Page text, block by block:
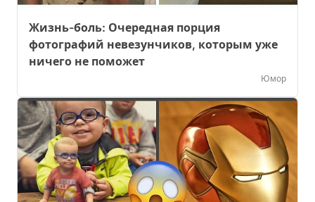
Жизнь-боль: Очередная порция
фотографий невезунчиков, которым уже
ничего не поможет
Юмор